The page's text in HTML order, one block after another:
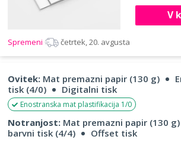
V
Spremeni četrtek, 20. avgusta
Ovitek: Mat premazni papir (130 g)
tisk (4/0)
Digitalni tisk
Enostranska mat plastifikacija 1/0
Notranjost: Mat premazni papir (130 g)
barvni tisk (4/4)
Offset tisk